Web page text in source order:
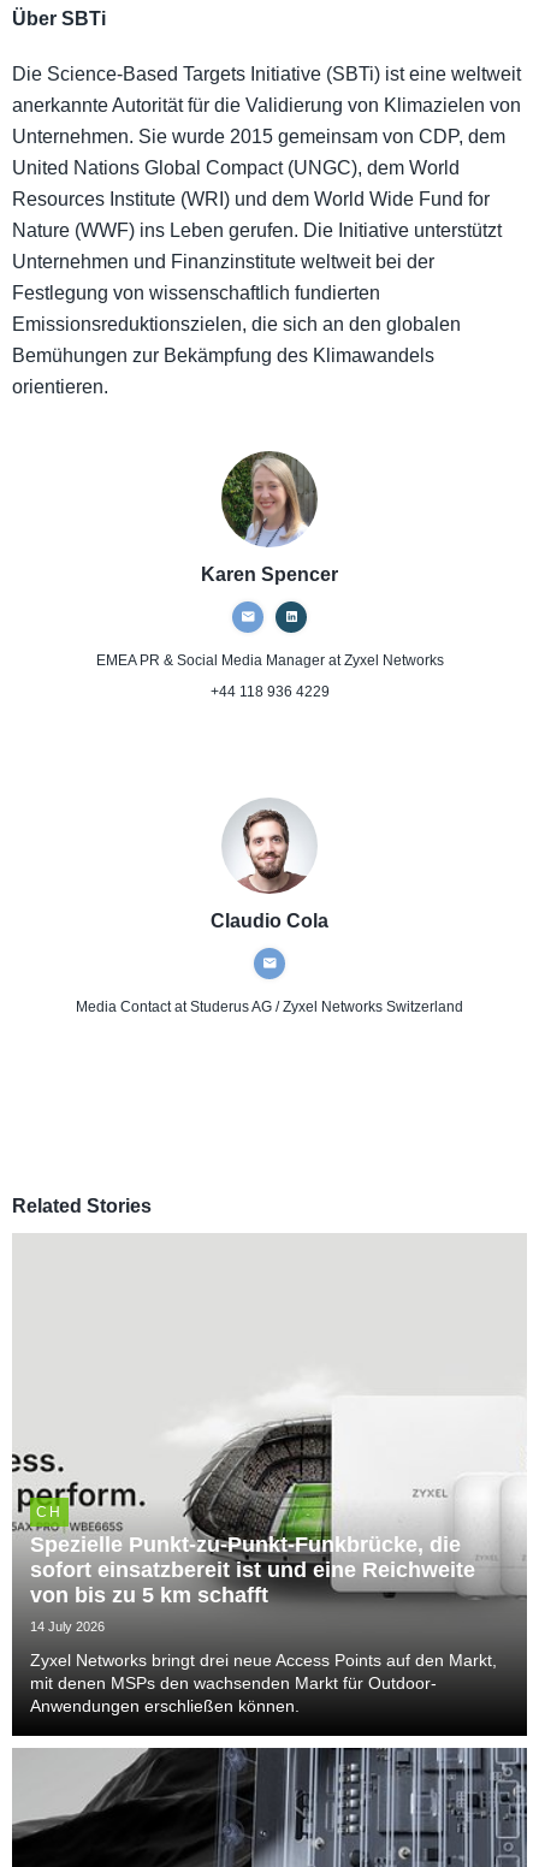
Über SBTi
Die Science-Based Targets Initiative (SBTi) ist eine weltweit
anerkannte Autorität für die Validierung von Klimazielen von
Unternehmen. Sie wurde 2015 gemeinsam von CDP, dem
United Nations Global Compact (UNGC), dem World
Resources Institute (WRI) und dem World Wide Fund for
Nature (WWF) ins Leben gerufen. Die Initiative unterstützt
Unternehmen und Finanzinstitute weltweit bei der
Festlegung von wissenschaftlich fundierten
Emissionsreduktionszielen, die sich an den globalen
Bemühungen zur Bekämpfung des Klimawandels
orientieren.
Karen Spencer
EMEA PR & Social Media Managerat Zyxel Networks
+44 118 936 4229
Claudio Cola
Media Contactat Studerus AG / Zyxel Networks Switzerland
Related Stories
CH
Spezielle Punkt-zu-Punkt-Funkbrücke, die
sofort einsatzbereit ist und eine Reichweite
von bis zu 5 km schafft
14 July 2026
Zyxel Networks bringt drei neue Access Points auf den Markt,
mit denen MSPs den wachsenden Markt für Outdoor-
Anwendungen erschließen können.